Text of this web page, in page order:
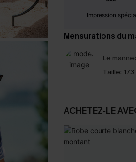
Impression
Mensurations du
Le
Taille:
ACHETEZ‑LE